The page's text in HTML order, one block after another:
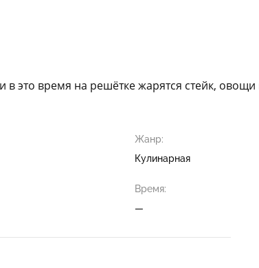
в это время на решётке жарятся стейк,
Жанр:
Кулинарная
Время:
—